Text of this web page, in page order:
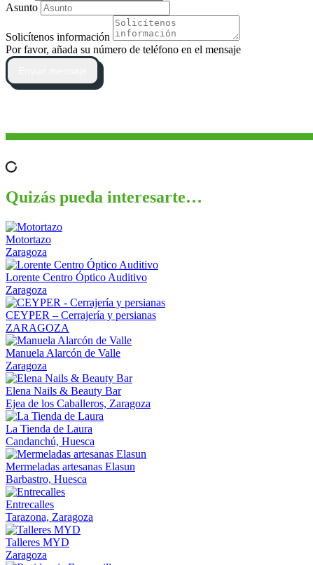
Asunto
Solicítenos información
Por favor, añada su número de teléfono en el mensaje
Quizás pueda interesarte…
Motortazo
Zaragoza
Lorente Centro Óptico Auditivo
Zaragoza
CEYPER – Cerrajería y persianas
ZARAGOZA
Manuela Alarcón de Valle
Zaragoza
Elena Nails & Beauty Bar
Ejea de los Caballeros, Zaragoza
La Tienda de Laura
Candanchú, Huesca
Mermeladas artesanas Elasun
Barbastro, Huesca
Entrecalles
Tarazona, Zaragoza
Talleres MYD
Zaragoza